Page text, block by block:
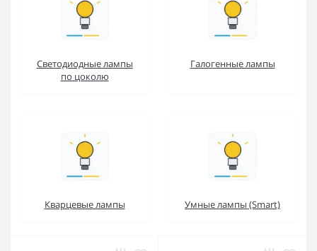
Светодиодные лампы
по цоколю
Галогенные лампы
Кварцевые лампы Умные лампы (Smart)